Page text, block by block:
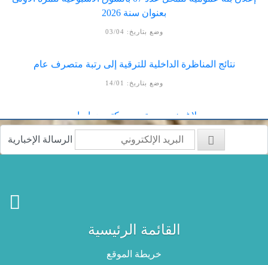
إعلان بتة عمومية للمحل عدد 07 بالسوق الأسبوعية للمرة الأولى
بعنوان سنة 2026
نتائج المناظرة الداخلية للترقية إلى رتبة متصرف عام
بلاغ بخصوص تعيين مكتب دراسات
وضع بتاريخ: 23/12
إعلان بتة عمومية للمرة الأولى بالاشهار والمزاد العلني خاصة بلزمة
البيوت والخزائن بالحمام الشعبي بالزريبة حمام لسنة 2025
الرسالة الإخبارية
القائمة الرئيسية
خريطة الموقع